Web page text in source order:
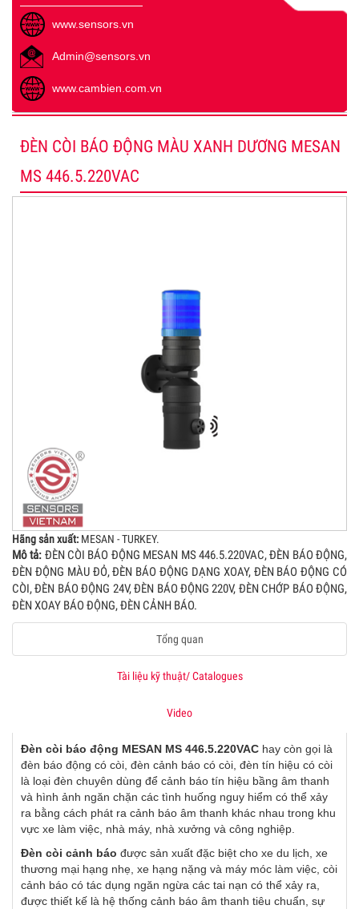
www.sensors.vn
Admin@sensors.vn
www.cambien.com.vn
ĐÈN CÒI BÁO ĐỘNG MÀU XANH DƯƠNG MESAN
MS 446.5.220VAC
Hãng sản xuất: MESAN - TURKEY.
Mô tả: ĐÈN CÒI BÁO ĐỘNG MESAN MS 446.5.220VAC, ĐÈN BÁO ĐỘNG,
ĐÈN ĐỘNG MÀU ĐỎ, ĐÈN BÁO ĐỘNG DẠNG XOAY, ĐÈN BÁO ĐỘNG CÓ
CÒI, ĐÈN BÁO ĐỘNG 24V, ĐÈN BÁO ĐỘNG 220V, ĐÈN CHỚP BÁO ĐỘNG,
ĐÈN XOAY BÁO ĐỘNG, ĐÈN CẢNH BÁO.
Tổng quan
Tài liệu kỹ thuật/ Catalogues
Video
Đèn còi báo động MESAN MS 446.5.220VAC hay còn gọi là
đèn báo động có còi, đèn cảnh báo có còi, đèn tín hiệu có còi
là loại đèn chuyên dùng để cảnh báo tín hiệu bầng âm thanh
và hình ảnh ngăn chặn các tình huống nguy hiểm có thể xảy
ra bằng cách phát ra cảnh báo âm thanh khác nhau trong khu
vực xe làm việc, nhà máy, nhà xưởng và công nghiệp.
Đèn còi cảnh báo được sản xuất đặc biệt cho xe du lịch, xe
thương mại hạng nhẹ, xe hạng nặng và máy móc làm việc, còi
cảnh báo có tác dụng ngăn ngừa các tai nạn có thể xảy ra,
được thiết kế là hệ thống cảnh báo âm thanh tiêu chuẩn, sự